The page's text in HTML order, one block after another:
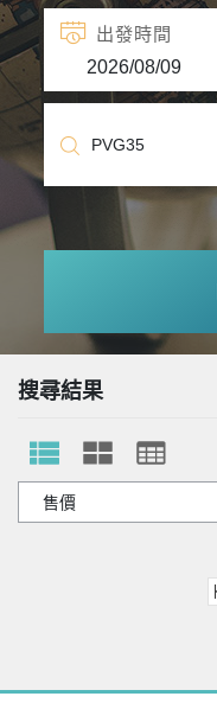
出發時間
搜尋結果